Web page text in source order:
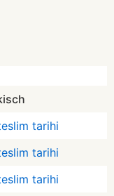
tarihi
tarihi
tarihi